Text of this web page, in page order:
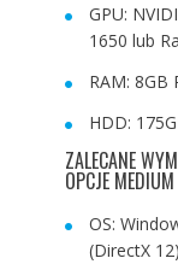
GPU:
1650 lub
RAM: 8GB
HDD:
ZALECANE
OPCJE
OS:
(DirectX 12)